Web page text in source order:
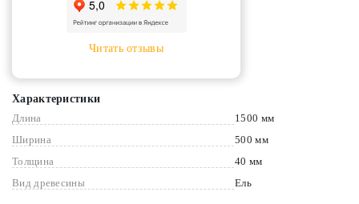
Читать отзывы
Характеристики
Длина
1500 мм
Ширина
500 мм
Толщина
40 мм
Вид древесины
Ель